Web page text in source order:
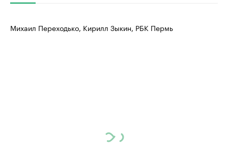
Михаил Переходько, Кирилл Зыкин, РБК Пермь